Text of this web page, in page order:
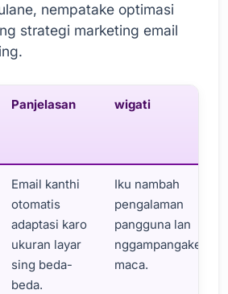
nempatake optimasi
strategi marketing email
Panjelasan wigati
Email kanthi
otomatis
adaptasi karo
ukuran layar
sing beda-
beda.
Iku nambah
pengalaman
pangguna lan
nggampangake
maca.